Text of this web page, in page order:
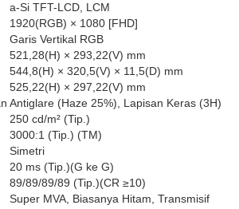
a-Si TFT-LCD, LCM
1920(RGB) × 1080 [FHD]
Garis Vertikal RGB
521,28(H) × 293,22(V) mm
544,8(H) × 320,5(V) × 11,5(D) mm
525,22(H) × 297,22(V) mm
Antiglare (Haze 25%), Lapisan Keras (3H)
250 cd/m² (Tip.)
3000:1 (Tip.) (TM)
Simetri
20 ms (Tip.)(G ke G)
89/89/89/89 (Tip.)(CR ≥10)
Super MVA, Biasanya Hitam, Transmisif